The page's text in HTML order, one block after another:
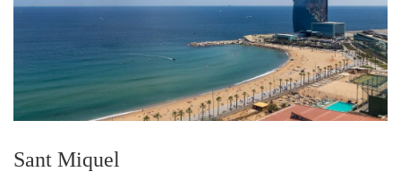
Sant Miquel